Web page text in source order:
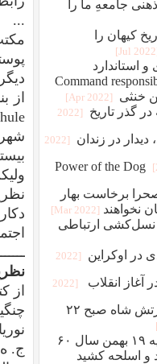
...
از
از
ج. ه
جامعهِ ما را
کیهان را
استاندارد
خنثی [2022 Apr]
گذر تاریخ
[2022
در زندان
[2022
برخاست بهار
نخواهند [2022 Mar]
نسل‌کشی ارتباطی
در اوکراین
[2022
آغاز انقلاب
[2022
*نشست مهم سران ارتش شاه صبح ۲۲
*لو رفتن خانه زعفرانیه ۱۹ بهمن سال ۶۰
و اسلحه کشید